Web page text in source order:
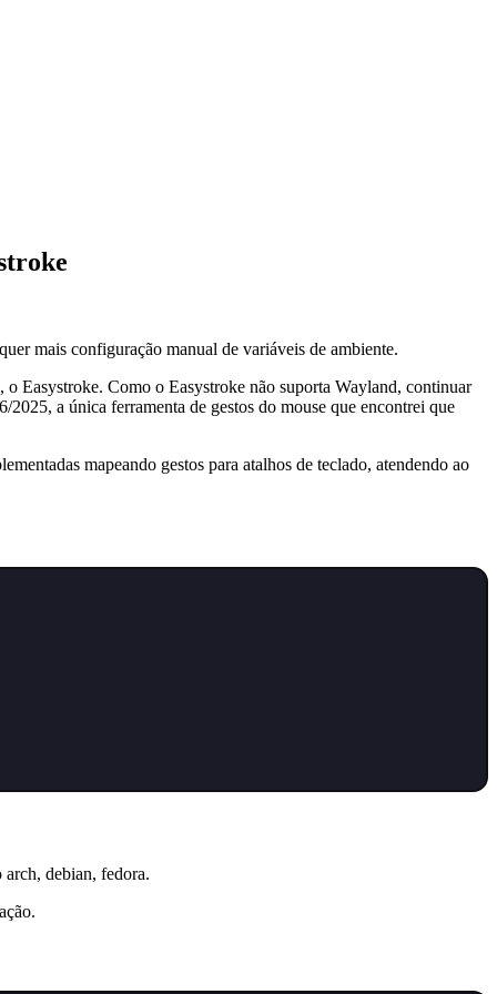
mais configuração manual de variáveis de ambiente.
Easystroke. Como o Easystroke não suporta Wayland, continuar
a única ferramenta de gestos do mouse que encontrei que
mapeando gestos para atalhos de teclado, atendendo ao
debian, fedora.